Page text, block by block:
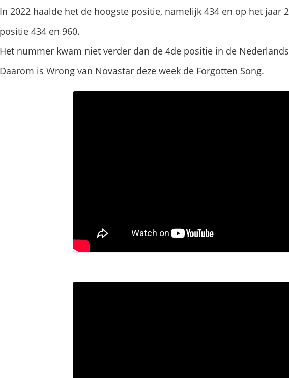
In 2022 haalde het de hoogste positie, namelijk 434 en op het jaar
positie 434 en 960.
Het nummer kwam niet verder dan de 4de positie in de
Daarom is Wrong van Novastar deze week de Forgotten Song.